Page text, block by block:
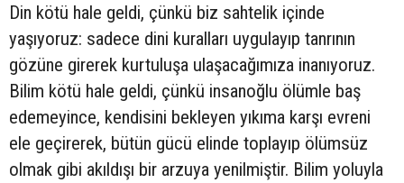
Din kötü hale geldi, çünkü biz sahtelik içinde
yaşıyoruz: sadece dini kuralları uygulayıp tanrının
gözüne girerek kurtuluşa ulaşacağımıza inanıyoruz.
Bilim kötü hale geldi, çünkü insanoğlu ölümle baş
edemeyince, kendisini bekleyen yıkıma karşı evreni
ele geçirerek, bütün gücü elinde toplayıp ölümsüz
olmak gibi akıldışı bir arzuya yenilmiştir. Bilim yoluyla